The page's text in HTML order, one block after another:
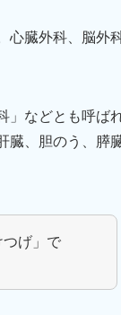
臓外科、脳外
などとも呼ば
、胆のう、膵
げ」で